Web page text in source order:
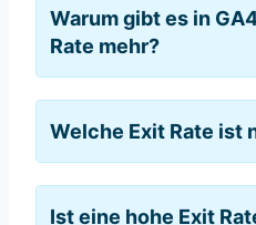
Warum gibt es in
Rate mehr?
Welche Exit Rate ist
Ist eine hohe Exit